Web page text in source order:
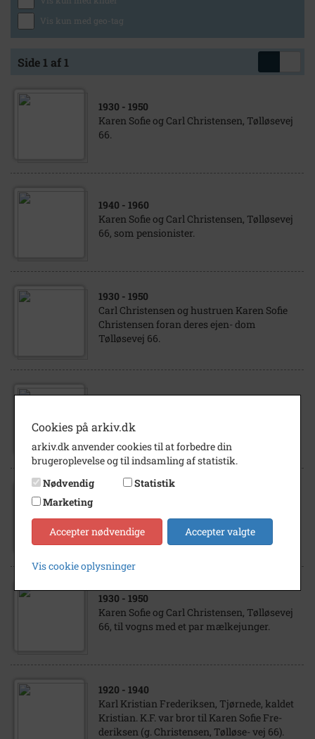
Vis kun med geo-tag
Side 1 af 1
1930 - 1950
Karen Sofie og Carl Christensen, Tølløsevej
66.
1940 - 1960
Karen Sofie og Carl Christensen, Tølløsevej
66, som pensionister.
1930 - 1950
Carl Christensen og hustruen Karen Sofie
Christensen foran deres ejen- dom
Tølløsevej 66.
66, ved et barnebarns dåb.
66, i haven med datteren Margrethe.
1930 - 1950
Karen Sofie og Carl Christensen, Tølløsevej
66, til vogns med et par mælkejunger.
1920 - 1940
Karl Kristian Frederiksen, Tjørnede, kaldet
Kristian. K.F. var bror til Karen Sofie Fre-
deriksen (g. Christensen, Tølløse- vej 66).
Cookies på arkiv.dk
arkiv.dk anvender cookies til at forbedre din
brugeroplevelse og til indsamling af statistik.
Nødvendig
Statistik
Marketing
Accepter nødvendige Accepter valgte
Vis cookie oplysninger